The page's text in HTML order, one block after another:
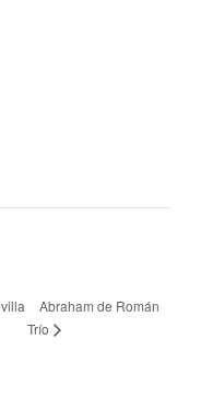
Abraham de Román
Trío